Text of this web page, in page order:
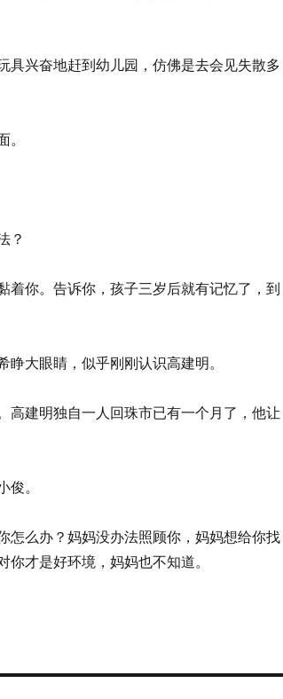
具兴奋地赶到幼儿园，仿佛是去会见失散多
？
着你。告诉你，孩子三岁后就有记忆了，到
大眼睛，似乎刚刚认识高建明。
高建明独自一人回珠市已有一个月了，他让
。
怎么办？妈妈没办法照顾你，妈妈想给你找
才是好环境，妈妈也不知道。